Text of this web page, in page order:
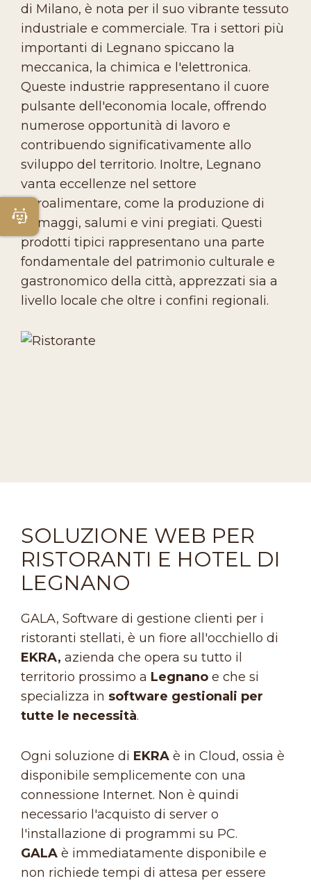
di Milano, è nota per il suo vibrante tessuto
industriale e commerciale. Tra i settori più
importanti di Legnano spiccano la
meccanica, la chimica e l'elettronica.
Queste industrie rappresentano il cuore
pulsante dell'economia locale, offrendo
numerose opportunità di lavoro e
contribuendo significativamente allo
sviluppo del territorio. Inoltre, Legnano
vanta eccellenze nel settore
agroalimentare, come la produzione di
formaggi, salumi e vini pregiati. Questi
prodotti tipici rappresentano una parte
fondamentale del patrimonio culturale e
gastronomico della città, apprezzati sia a
livello locale che oltre i confini regionali.
SOLUZIONE WEB PER
RISTORANTI E HOTEL DI
LEGNANO
GALA, Software di gestione clienti per i
ristoranti stellati, è un fiore all'occhiello di
EKRA, azienda che opera su tutto il
territorio prossimo a Legnano e che si
specializza in software gestionali per
tutte le necessità.
Ogni soluzione di EKRA è in Cloud, ossia è
disponibile semplicemente con una
connessione Internet. Non è quindi
necessario l'acquisto di server o
l'installazione di programmi su PC.
GALA è immediatamente disponibile e
non richiede tempi di attesa per essere
Apri Chatbot